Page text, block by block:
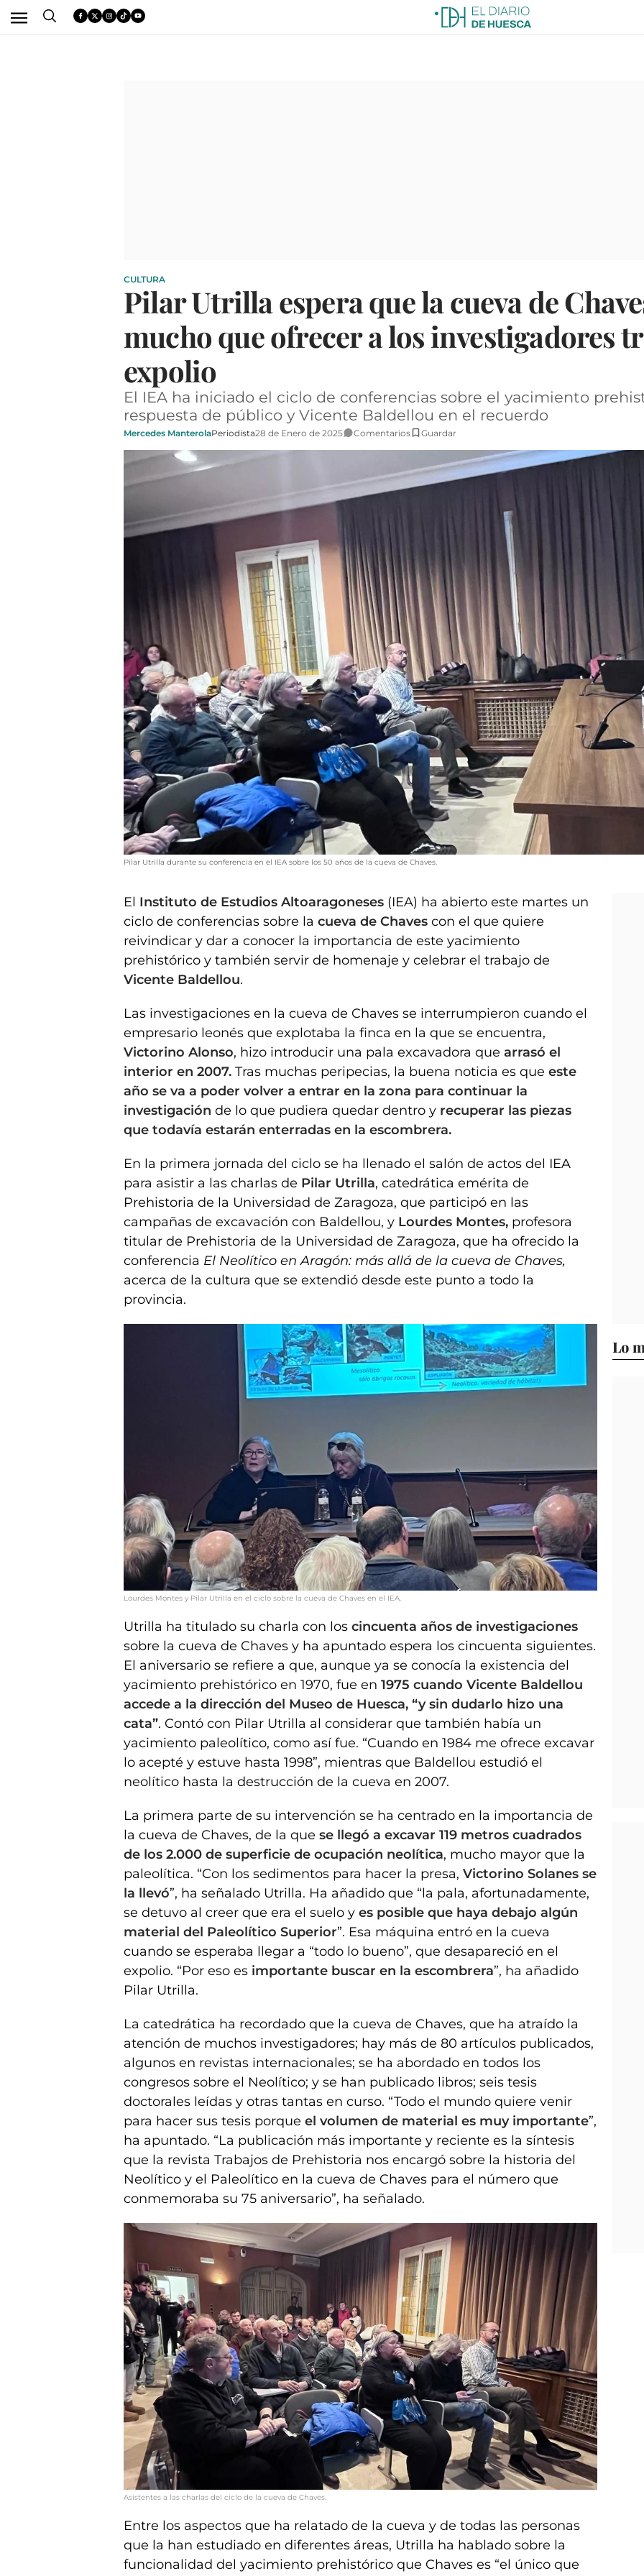
CULTURA
Pilar Utrilla espera que la cueva de
mucho que ofrecer a los investigadores
expolio
El IEA ha iniciado el ciclo de conferencias sobre el yacimiento
respuesta de público y Vicente Baldellou en el recuerdo
Mercedes ManterolaPeriodista28 de Enero de 2025 Comentarios Guardar
Pilar Utrilla durante su conferencia en el IEA sobre los 50 años de la cueva de Chaves.
El Instituto de Estudios Altoaragoneses (IEA) ha abierto este martes un
ciclo de conferencias sobre la cueva de Chaves con el que quiere
reivindicar y dar a conocer la importancia de este yacimiento
prehistórico y también servir de homenaje y celebrar el trabajo de
Vicente Baldellou.
Las investigaciones en la cueva de Chaves se interrumpieron cuando el
empresario leonés que explotaba la finca en la que se encuentra,
Victorino Alonso, hizo introducir una pala excavadora que arrasó el
interior en 2007. Tras muchas peripecias, la buena noticia es que este
año se va a poder volver a entrar en la zona para continuar la
investigación de lo que pudiera quedar dentro y recuperar las piezas
que todavía estarán enterradas en la escombrera.
En la primera jornada del ciclo se ha llenado el salón de actos del IEA
para asistir a las charlas de Pilar Utrilla, catedrática emérita de
Prehistoria de la Universidad de Zaragoza, que participó en las
campañas de excavación con Baldellou, y Lourdes Montes, profesora
titular de Prehistoria de la Universidad de Zaragoza, que ha ofrecido la
conferencia El Neolítico en Aragón: más allá de la cueva de Chaves,
acerca de la cultura que se extendió desde este punto a todo la
provincia.
Lourdes Montes y Pilar Utrilla en el ciclo sobre la cueva de Chaves en el IEA.
Utrilla ha titulado su charla con los cincuenta años de investigaciones
sobre la cueva de Chaves y ha apuntado espera los cincuenta siguientes.
El aniversario se refiere a que, aunque ya se conocía la existencia del
yacimiento prehistórico en 1970, fue en 1975 cuando Vicente Baldellou
accede a la dirección del Museo de Huesca, “y sin dudarlo hizo una
cata”. Contó con Pilar Utrilla al considerar que también había un
yacimiento paleolítico, como así fue. “Cuando en 1984 me ofrece excavar
lo acepté y estuve hasta 1998”, mientras que Baldellou estudió el
neolítico hasta la destrucción de la cueva en 2007.
La primera parte de su intervención se ha centrado en la importancia de
la cueva de Chaves, de la que se llegó a excavar 119 metros cuadrados
de los 2.000 de superficie de ocupación neolítica, mucho mayor que la
paleolítica. “Con los sedimentos para hacer la presa, Victorino Solanes se
la llevó”, ha señalado Utrilla. Ha añadido que “la pala, afortunadamente,
se detuvo al creer que era el suelo y es posible que haya debajo algún
material del Paleolítico Superior”. Esa máquina entró en la cueva
cuando se esperaba llegar a “todo lo bueno”, que desapareció en el
expolio. “Por eso es importante buscar en la escombrera”, ha añadido
Pilar Utrilla.
La catedrática ha recordado que la cueva de Chaves, que ha atraído la
atención de muchos investigadores; hay más de 80 artículos publicados,
algunos en revistas internacionales; se ha abordado en todos los
congresos sobre el Neolítico; y se han publicado libros; seis tesis
doctorales leídas y otras tantas en curso. “Todo el mundo quiere venir
para hacer sus tesis porque el volumen de material es muy importante”,
ha apuntado. “La publicación más importante y reciente es la síntesis
que la revista Trabajos de Prehistoria nos encargó sobre la historia del
Neolítico y el Paleolítico en la cueva de Chaves para el número que
conmemoraba su 75 aniversario”, ha señalado.
Asistentes a las charlas del ciclo de la cueva de Chaves.
Entre los aspectos que ha relatado de la cueva y de todas las personas
que la han estudiado en diferentes áreas, Utrilla ha hablado sobre la
funcionalidad del yacimiento prehistórico que Chaves es “el único que
Lo